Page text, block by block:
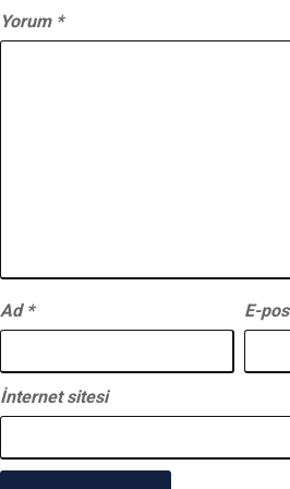
Yorum *
Ad * E-
İnternet sitesi